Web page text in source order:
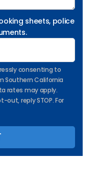
sheets, police
consenting to
Southern California
rates may apply.
out, reply STOP. For